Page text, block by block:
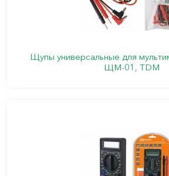
Щупы универсальные для
ЩМ-01, TDM